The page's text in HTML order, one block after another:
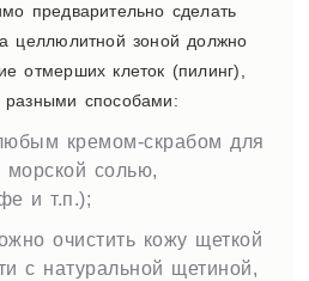
предварительно сделать
целлюлитной зоной должно
отмерших клеток (пилинг),
способами:
кремом-скрабом для
солью,
и т.п.);
очистить кожу щеткой
с натуральной щетиной,